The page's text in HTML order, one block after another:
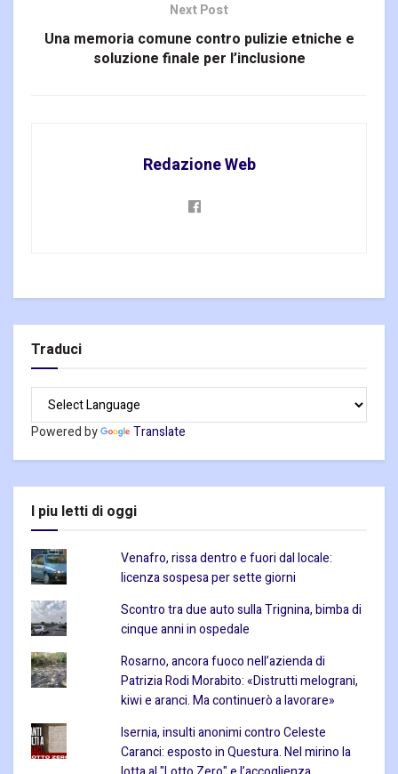
Next Post
Una memoria comune contro pulizie etniche e
soluzione finale per l’inclusione
Redazione Web
Traduci
Powered by Translate
I piu letti di oggi
Venafro, rissa dentro e fuori dal locale:
licenza sospesa per sette giorni
Scontro tra due auto sulla Trignina, bimba di
cinque anni in ospedale
Rosarno, ancora fuoco nell’azienda di
Patrizia Rodi Morabito: «Distrutti melograni,
kiwi e aranci. Ma continuerò a lavorare»
Isernia, insulti anonimi contro Celeste
Caranci: esposto in Questura. Nel mirino la